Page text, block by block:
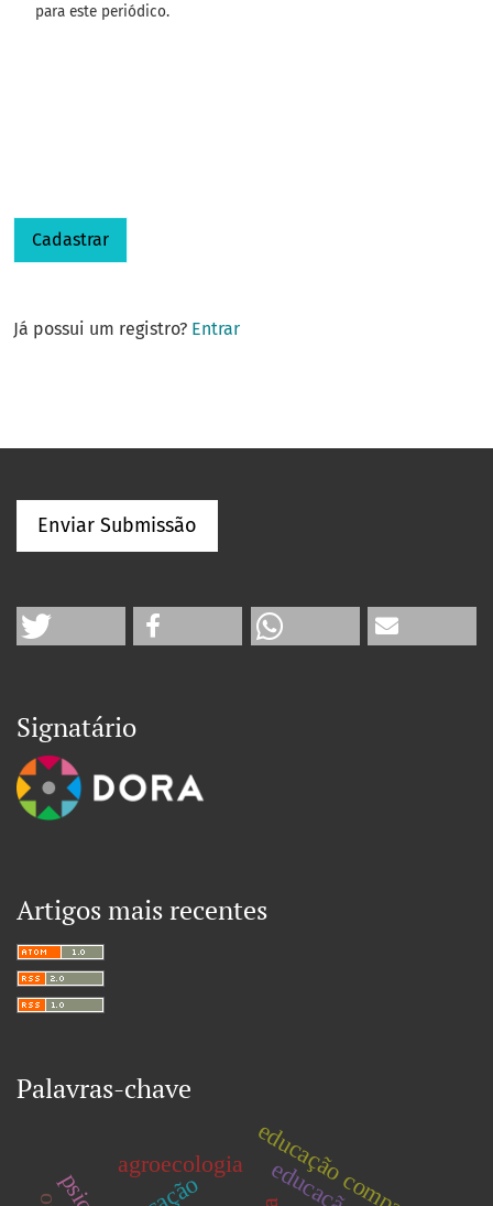
para este periódico.
Cadastrar
Já possui um registro? Entrar
Enviar Submissão
Signatário
Artigos mais recentes
Palavras-chave
agroecologia